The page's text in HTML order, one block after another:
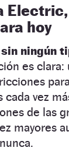
hoy
ningún
es clara:
cada vez
de las
mayores